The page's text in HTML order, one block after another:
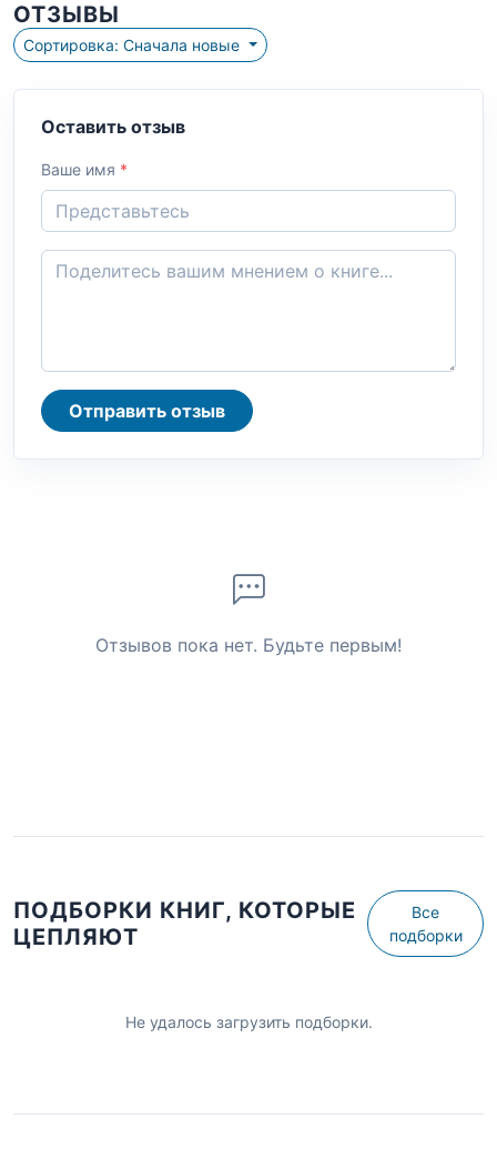
ОТЗЫВЫ
Сортировка: Сначала новые
Оставить отзыв
Ваше имя *
Отправить отзыв
Отзывов пока нет. Будьте первым!
ПОДБОРКИ КНИГ, КОТОРЫЕ
ЦЕПЛЯЮТ
Все
подборки
Не удалось загрузить подборки.